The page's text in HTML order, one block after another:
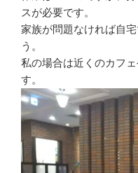
スが必要です。
家族が問題なければ自
う。
私の場合は近くのカフ
す。